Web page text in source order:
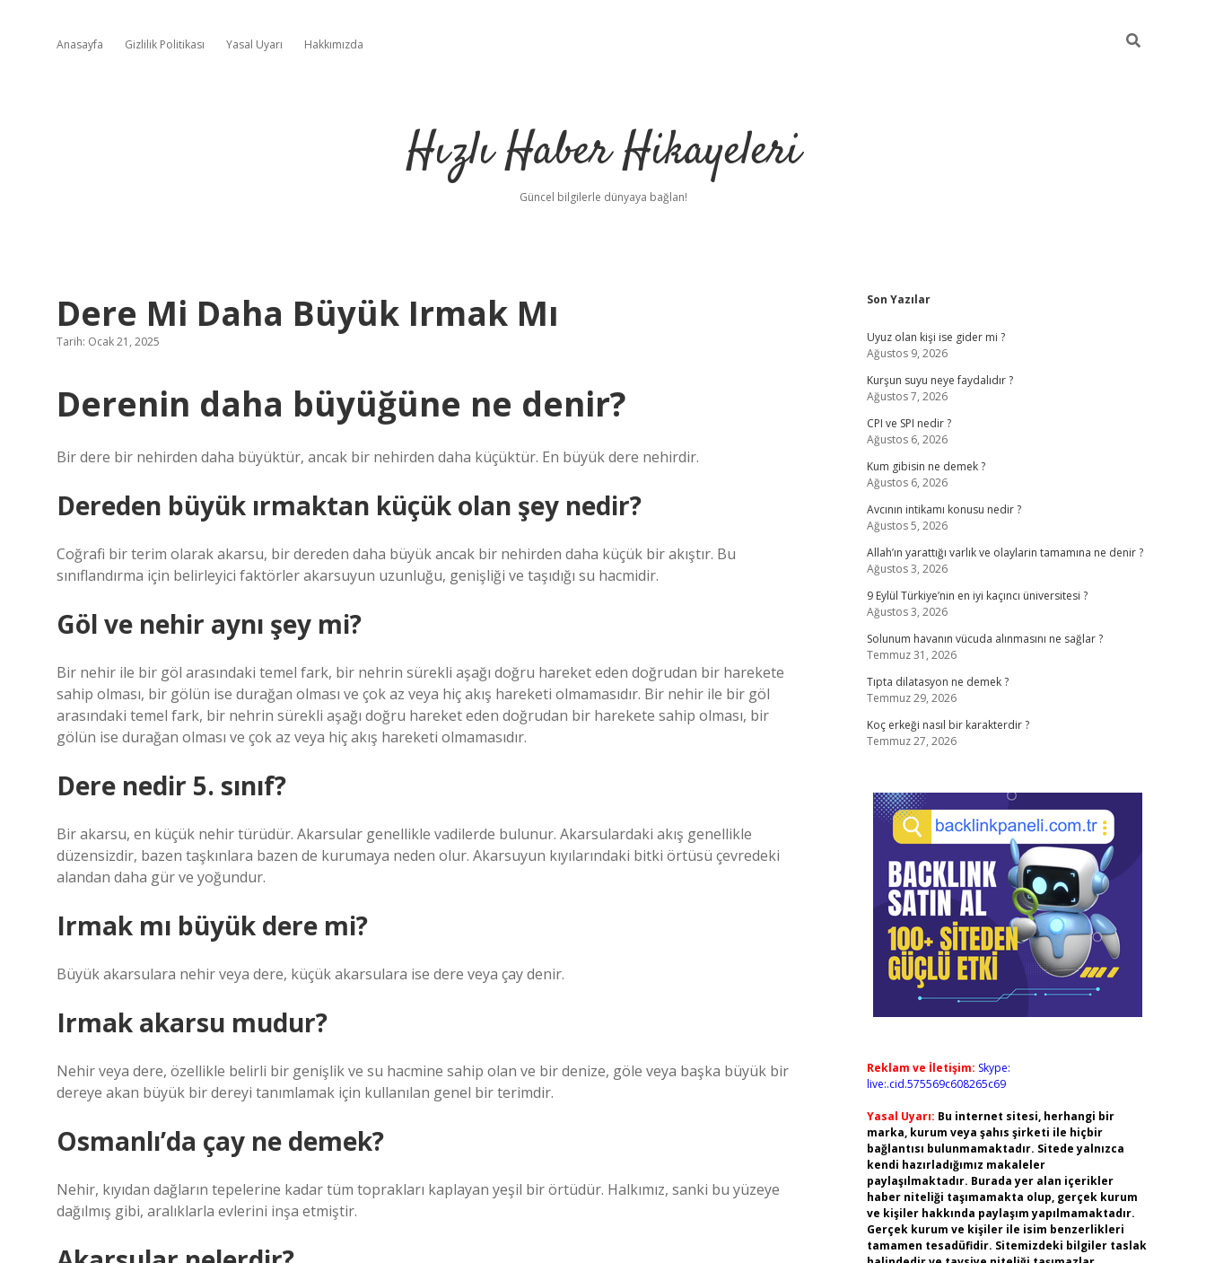
Anasayfa Gizlilik Politikası Yasal Uyarı Hakkımızda
Hızlı Haber Hikayeleri
Güncel bilgilerle dünyaya bağlan!
Dere Mi Daha Büyük Irmak Mı
Tarih: Ocak 21, 2025
Derenin daha büyüğüne ne denir?
Bir dere bir nehirden daha büyüktür, ancak bir nehirden daha küçüktür. En büyük dere nehirdir.
Dereden büyük ırmaktan küçük olan şey nedir?
Coğrafi bir terim olarak akarsu, bir dereden daha büyük ancak bir nehirden daha küçük bir akıştır. Bu
sınıflandırma için belirleyici faktörler akarsuyun uzunluğu, genişliği ve taşıdığı su hacmidir.
Göl ve nehir aynı şey mi?
Bir nehir ile bir göl arasındaki temel fark, bir nehrin sürekli aşağı doğru hareket eden doğrudan bir harekete
sahip olması, bir gölün ise durağan olması ve çok az veya hiç akış hareketi olmamasıdır. Bir nehir ile bir göl
arasındaki temel fark, bir nehrin sürekli aşağı doğru hareket eden doğrudan bir harekete sahip olması, bir
gölün ise durağan olması ve çok az veya hiç akış hareketi olmamasıdır.
Dere nedir 5. sınıf?
Bir akarsu, en küçük nehir türüdür. Akarsular genellikle vadilerde bulunur. Akarsulardaki akış genellikle
düzensizdir, bazen taşkınlara bazen de kurumaya neden olur. Akarsuyun kıyılarındaki bitki örtüsü çevredeki
alandan daha gür ve yoğundur.
Irmak mı büyük dere mi?
Büyük akarsulara nehir veya dere, küçük akarsulara ise dere veya çay denir.
Irmak akarsu mudur?
Nehir veya dere, özellikle belirli bir genişlik ve su hacmine sahip olan ve bir denize, göle veya başka büyük bir
dereye akan büyük bir dereyi tanımlamak için kullanılan genel bir terimdir.
Osmanlı’da çay ne demek?
Nehir, kıyıdan dağların tepelerine kadar tüm toprakları kaplayan yeşil bir örtüdür. Halkımız, sanki bu yüzeye
dağılmış gibi, aralıklarla evlerini inşa etmiştir.
Sidebar
Son Yazılar
Uyuz olan kişi ise gider mi ?
Ağustos 9, 2026
Kurşun suyu neye faydalıdır ?
Ağustos 7, 2026
CPI ve SPI nedir ?
Ağustos 6, 2026
Kum gibisin ne demek ?
Ağustos 6, 2026
Avcının intikamı konusu nedir ?
Ağustos 5, 2026
Allah’ın yarattığı varlık ve olaylarin tamamına ne denir ?
Ağustos 3, 2026
9 Eylül Türkiye’nin en iyi kaçıncı üniversitesi ?
Ağustos 3, 2026
Solunum havanın vücuda alınmasını ne sağlar ?
Temmuz 31, 2026
Tıpta dilatasyon ne demek ?
Temmuz 29, 2026
Koç erkeği nasıl bir karakterdir ?
Temmuz 27, 2026
Reklam ve İletişim: Skype:
live:.cid.575569c608265c69
Yasal Uyarı: Bu internet sitesi, herhangi bir
marka, kurum veya şahıs şirketi ile hiçbir
bağlantısı bulunmamaktadır. Sitede yalnızca
kendi hazırladığımız makaleler
paylaşılmaktadır. Burada yer alan içerikler
haber niteliği taşımamakta olup, gerçek kurum
ve kişiler hakkında paylaşım yapılmamaktadır.
Gerçek kurum ve kişiler ile isim benzerlikleri
tamamen tesadüfidir. Sitemizdeki bilgiler taslak